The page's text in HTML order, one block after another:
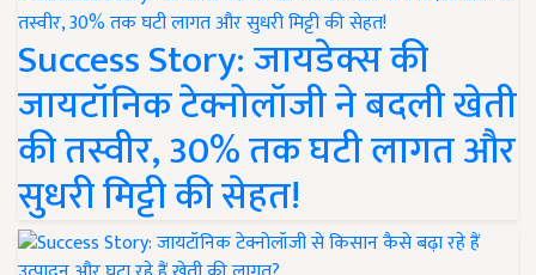
Success Story: जायडेक्स की
जायटॉनिक टेक्नोलॉजी ने बदली खेती
की तस्वीर, 30% तक घटी लागत और
सुधरी मिट्टी की सेहत!